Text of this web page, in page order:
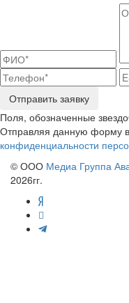
Отправить заявку
Поля, обозначенные
Отправляя данную форму
конфиденциальности
© ООО Медиа Группа
2026гг.